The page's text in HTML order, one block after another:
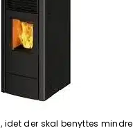
der skal benyttes mindre